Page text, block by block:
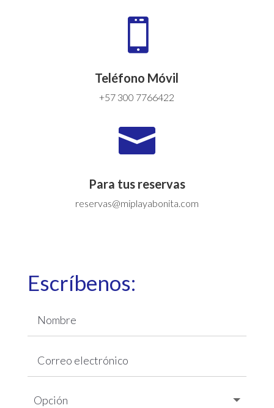

Teléfono Móvil
+57 300 7766422

Para tus reservas
reservas@miplayabonita.com
Escríbenos: